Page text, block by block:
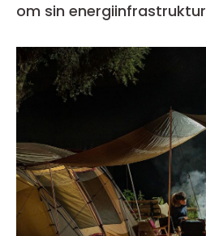
om sin energiinfrastruktur